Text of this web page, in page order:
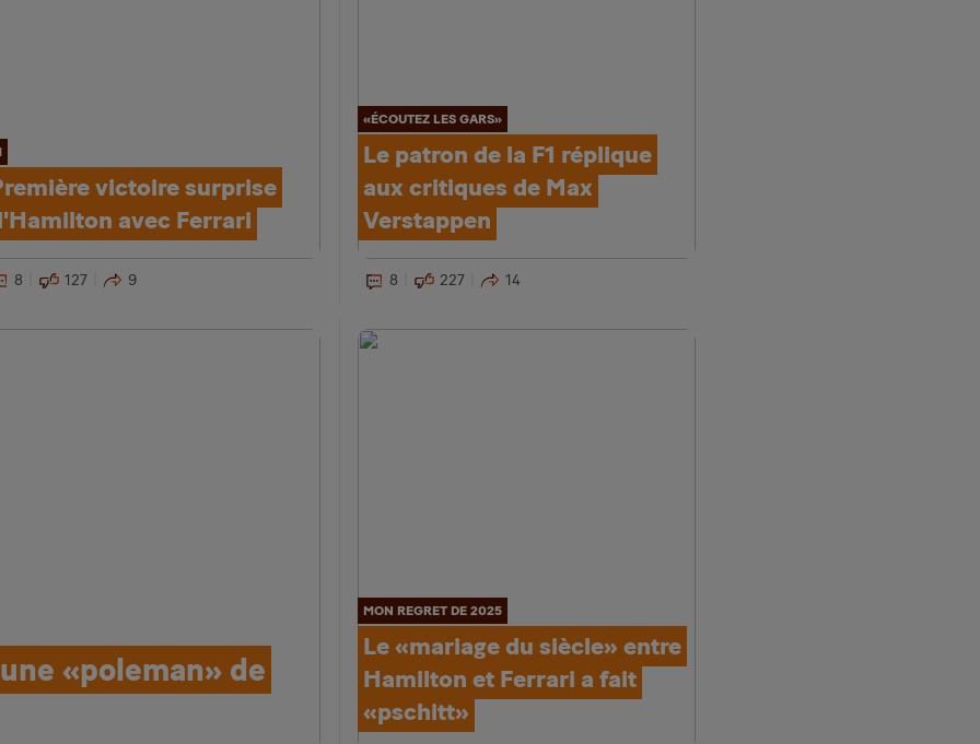
victoire surprise
avec Ferrari
8 127 9
«ÉCOUTEZ LES GARS»
Le patron de la F1 réplique
aux critiques de Max
Verstappen
8 227 14
«poleman» de
MON REGRET DE 2025
Le «mariage du siècle» entre
Hamilton et Ferrari a fait
«pschitt»